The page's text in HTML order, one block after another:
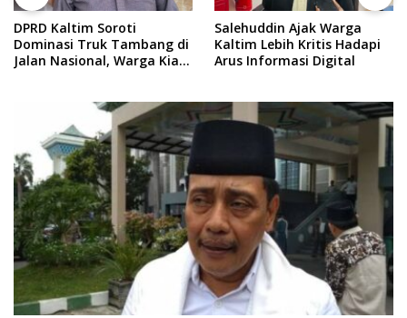
DPRD Kaltim Soroti
Dominasi Truk Tambang di
Jalan Nasional, Warga Kian
Salehuddin Ajak Warga
Kaltim Lebih Kritis Hadapi
Arus Informasi Digital